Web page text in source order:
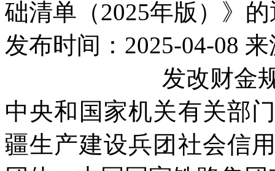
础清单（2025年版）》
发布时间：2025-04-08 来
发改财金
中央和国家机关有关部
疆生产建设兵团社会信